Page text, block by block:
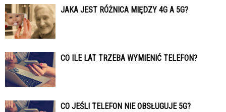
JAKA JEST RÓŻNICA MIĘDZY 4G A 5G?
CO ILE LAT TRZEBA WYMIENIĆ TELEFON?
CO JEŚLI TELEFON NIE OBSŁUGUJE 5G?